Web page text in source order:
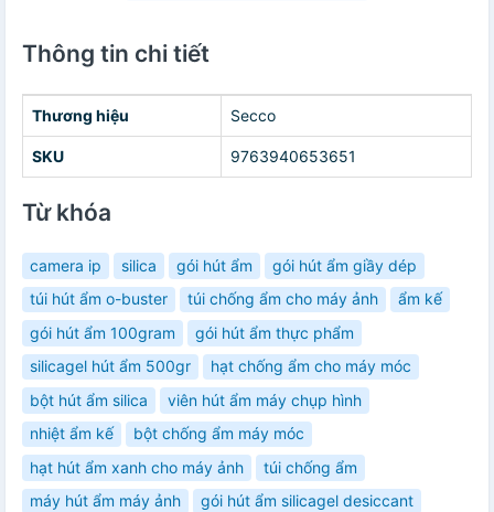
Thông tin chi tiết
Thương hiệu Secco
SKU 9763940653651
Từ khóa
camera ip silica gói hút ẩm
gói hút ẩm giầy dép
túi hút ẩm o-buster
túi chống ẩm cho máy ảnh
ẩm kế
gói hút ẩm 100gram
gói hút ẩm thực phẩm
silicagel hút ẩm 500gr
hạt chống ẩm cho máy móc
bột hút ẩm silica
viên hút ẩm máy chụp hình
nhiệt ẩm kế
bột chống ẩm máy móc
hạt hút ẩm xanh cho máy ảnh
túi chống ẩm
máy hút ẩm máy ảnh
gói hút ẩm silicagel desiccant